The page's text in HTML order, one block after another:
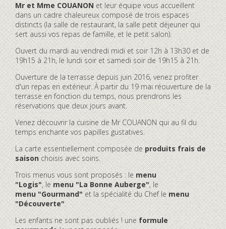
Contenu
accordéon
Mr et Mme COUANONet leur équipe vous accueillent
dans un cadre chaleureux composé de trois espaces
distincts (la salle de restaurant, la salle petit déjeuner qui
sert aussi vos repas de famille, et le petit salon).
Ouvert du mardi au vendredi midi et soir 12h à 13h30 et de
19h15 à 21h, le lundi soir et samedi soir de 19h15 à 21h.
Ouverture de la terrasse depuis juin 2016, venez profiter
d'un repas en extérieur. À partir du 19 mai réouverture de la
terrasse en fonction du temps, nous prendrons les
réservations que deux jours avant.
Venez découvrir la cuisine de Mr COUANON qui au fil du
temps enchante vos papilles gustatives.
La carte essentiellement composée deproduits frais de
saisonchoisis avec soins.
Trois menus vous sont proposés : lemenu
"Logis", lemenu "La Bonne Auberge", le
menu "Gourmand"et la spécialité du Chef lemenu
"Découverte".
Les enfants ne sont pas oubliés ! uneformule